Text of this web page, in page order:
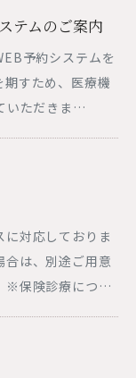
テムのご案内
予約システムを
すため、医療機
いただきま…
対応しておりま
合は、別途ご用意
※保険診療につ…